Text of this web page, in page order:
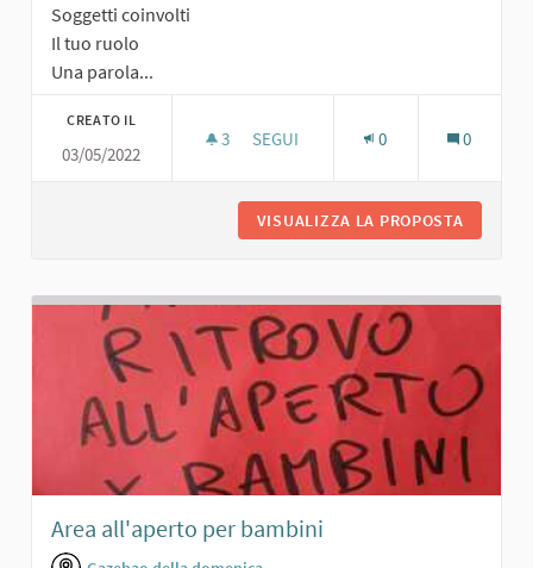
Soggetti coinvolti
Il tuo ruolo
Una parola...
CREATO IL
03/05/2022
3 3 SOSTENITORI
SEGUI 0 0
VISUALIZZA LA PROPOSTA
Area all'aperto per bambini